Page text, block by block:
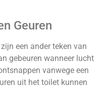
Geuren
een ander teken van
gebeuren wanneer lucht
vanwege een
uit het toilet kunnen